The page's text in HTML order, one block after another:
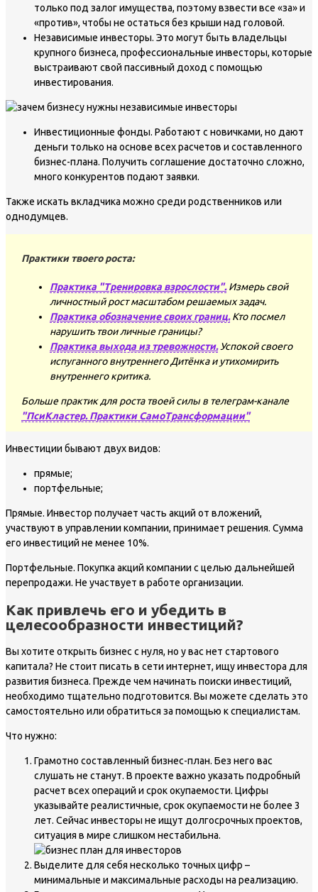
только под залог имущества, поэтому взвести все «за» и
«против», чтобы не остаться без крыши над головой.
Независимые инвесторы. Это могут быть владельцы
крупного бизнеса, профессиональные инвесторы, которые
выстраивают свой пассивный доход с помощью
инвестирования.
Инвестиционные фонды. Работают с новичками, но дают
деньги только на основе всех расчетов и составленного
бизнес-плана. Получить соглашение достаточно сложно,
много конкурентов подают заявки.
Также искать вкладчика можно среди родственников или
однодумцев.
Практики твоего роста:
Практика "Тренировка взрослости".Измерь свой
личностный рост масштабом решаемых задач.
Практика обозначение своих границ.Кто посмел
нарушить твои личные границы?
Практика выхода из тревожности.Успокой своего
испуганного внутреннего Дитёнка и утихомирить
внутреннего критика.
Больше практик для роста твоей силы в телеграм-канале
"ПсиКластер. Практики СамоТрансформации"
Инвестиции бывают двух видов:
прямые;
портфельные;
Прямые. Инвестор получает часть акций от вложений,
участвуют в управлении компании, принимает решения. Сумма
его инвестиций не менее 10%.
Портфельные. Покупка акций компании с целью дальнейшей
перепродажи. Не участвует в работе организации.
Как привлечь его и убедить в
целесообразности инвестиций?
Вы хотите открыть бизнес с нуля, но у вас нет стартового
капитала? Не стоит писать в сети интернет, ищу инвестора для
развития бизнеса. Прежде чем начинать поиски инвестиций,
необходимо тщательно подготовится. Вы можете сделать это
самостоятельно или обратиться за помощью к специалистам.
Что нужно:
Грамотно составленный бизнес-план. Без него вас
слушать не станут. В проекте важно указать подробный
расчет всех операций и срок окупаемости. Цифры
указывайте реалистичные, срок окупаемости не более 3
лет. Сейчас инвесторы не ищут долгосрочных проектов,
ситуация в мире слишком нестабильна.
Выделите для себя несколько точных цифр –
минимальные и максимальные расходы на реализацию.